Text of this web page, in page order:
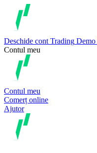
Deschide cont Trading Demo
Contul meu
Contul meu
Comerț online
Ajutor